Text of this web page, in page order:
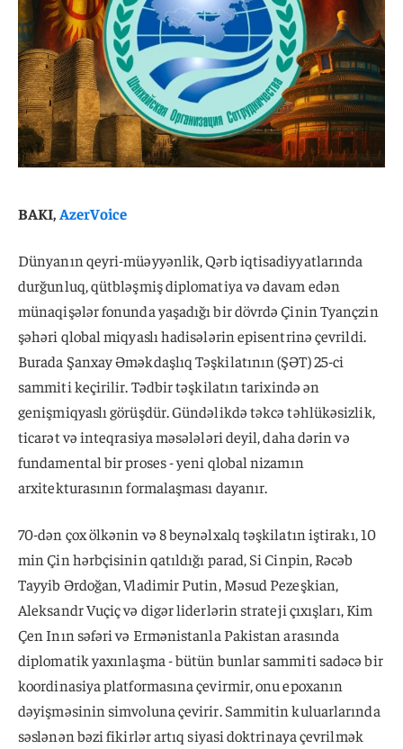
BAKI,AzerVoice
Dünyanın qeyri-müəyyənlik, Qərb iqtisadiyyatlarında
durğunluq, qütbləşmiş diplomatiya və davam edən
münaqişələr fonunda yaşadığı bir dövrdə Çinin Tyançzin
şəhəri qlobal miqyaslı hadisələrin episentrinə çevrildi.
Burada Şanxay Əməkdaşlıq Təşkilatının (ŞƏT) 25-ci
sammiti keçirilir. Tədbir təşkilatın tarixində ən
genişmiqyaslı görüşdür. Gündəlikdə təkcə təhlükəsizlik,
ticarət və inteqrasiya məsələləri deyil, daha dərin və
fundamental bir proses - yeni qlobal nizamın
arxitekturasının formalaşması dayanır.
70-dən çox ölkənin və 8 beynəlxalq təşkilatın iştirakı, 10
min Çin hərbçisinin qatıldığı parad, Si Cinpin, Rəcəb
Tayyib Ərdoğan, Vladimir Putin, Məsud Pezeşkian,
Aleksandr Vuçiç və digər liderlərin strateji çıxışları, Kim
Çen Inın səfəri və Ermənistanla Pakistan arasında
diplomatik yaxınlaşma - bütün bunlar sammiti sadəcə bir
koordinasiya platformasına çevirmir, onu epoxanın
dəyişməsinin simvoluna çevirir. Sammitin kuluarlarında
səslənən bəzi fikirlər artıq siyasi doktrinaya çevrilmək